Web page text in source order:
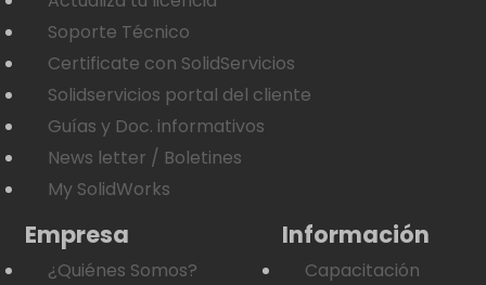
Soporte Técnico
Certificate con SolidServicios
Solidservicios portal del cliente
Guías y Doc. informativos
News letter / Boletines
My SolidWorks
Empresa
¿Quiénes Somos?
Información
Capacitación